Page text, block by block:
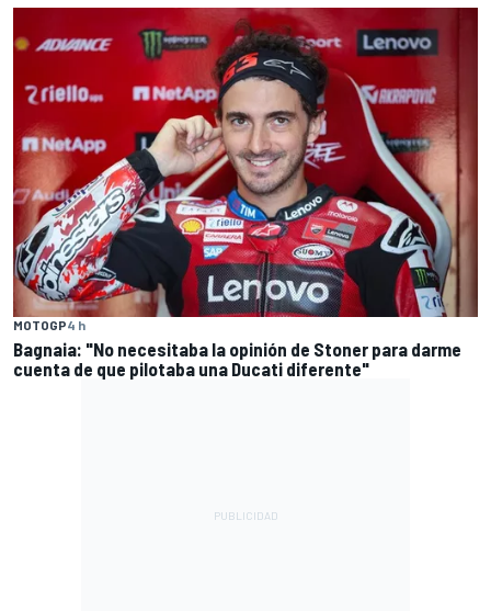
MOTOGP4 h
Bagnaia: "No necesitaba la opinión de Stoner para darme
cuenta de que pilotaba una Ducati diferente"